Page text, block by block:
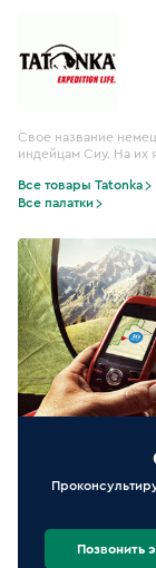
Свое название
индейцам Сиу. На их
Все товары Tatonka
Все палатки
Позвонить